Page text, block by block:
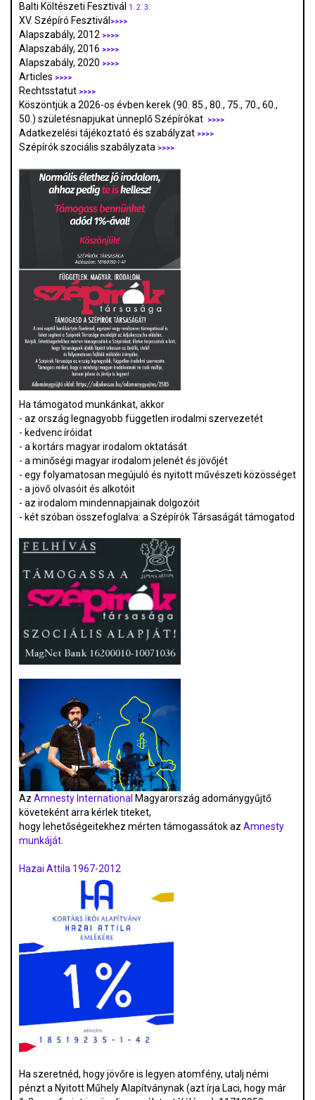
Balti Költészeti Fesztivál 1. 2. 3.
XV. Szépíró Fesztivál >>>>
Alapszabály, 2012 >>>>
Alapszabály, 2016 >>>>
Alapszabály, 2020 >>>>
Articles >>>>
Rechtsstatut >>>>
Köszöntjük a 2026-os évben kerek (90. 85., 80., 75., 70., 60.,
50.) születésnapjukat ünneplő Szépírókat
>>>>
Adatkezelési tájékoztató és szabályzat >>>>
Szépírók szociális szabályzata >>>>
Ha támogatod munkánkat, akkor
- az ország legnagyobb független irodalmi szervezetét
- kedvenc íróidat
- a kortárs magyar irodalom oktatását
- a minőségi magyar irodalom jelenét és jövőjét
- egy folyamatosan megújuló és nyitott művészeti közösséget
- a jövő olvasóit és alkotóit
- az irodalom mindennapjainak dolgozóit
- két szóban összefoglalva: a Szépírók Társaságát támogatod
Az Amnesty International Magyarország adománygyűjtő
követeként arra kérlek titeket,
hogy lehetőségeitekhez mérten támogassátok az Amnesty
munkáját.
Hazai Attila 1967-2012
Ha szeretnéd, hogy jövőre is legyen atomfény, utalj némi
pénzt a Nyitott Műhely Alapítványnak (azt írja Laci, hogy már